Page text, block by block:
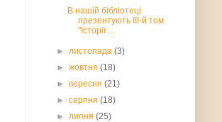
В нашій бібліотеці
презентують ІІІ-й том
"Історії ...
►листопада(3)
►жовтня(18)
►вересня(21)
►серпня(18)
►липня(25)